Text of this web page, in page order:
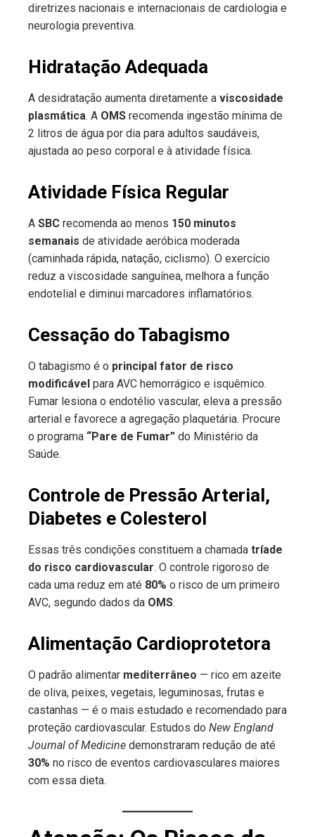
diretrizes nacionais e internacionais de cardiologia e
neurologia preventiva.
Hidratação Adequada
A desidratação aumenta diretamente a viscosidade
plasmática. A OMS recomenda ingestão mínima de
2 litros de água por dia para adultos saudáveis,
ajustada ao peso corporal e à atividade física.
Atividade Física Regular
A SBC recomenda ao menos 150 minutos
semanais de atividade aeróbica moderada
(caminhada rápida, natação, ciclismo). O exercício
reduz a viscosidade sanguínea, melhora a função
endotelial e diminui marcadores inflamatórios.
Cessação do Tabagismo
O tabagismo é o principal fator de risco
modificável para AVC hemorrágico e isquêmico.
Fumar lesiona o endotélio vascular, eleva a pressão
arterial e favorece a agregação plaquetária. Procure
o programa “Pare de Fumar” do Ministério da
Saúde.
Controle de Pressão Arterial,
Diabetes e Colesterol
Essas três condições constituem a chamada tríade
do risco cardiovascular. O controle rigoroso de
cada uma reduz em até 80% o risco de um primeiro
AVC, segundo dados da OMS.
Alimentação Cardioprotetora
O padrão alimentar mediterrâneo — rico em azeite
de oliva, peixes, vegetais, leguminosas, frutas e
castanhas — é o mais estudado e recomendado para
proteção cardiovascular. Estudos do New England
Journal of Medicine demonstraram redução de até
30% no risco de eventos cardiovasculares maiores
com essa dieta.